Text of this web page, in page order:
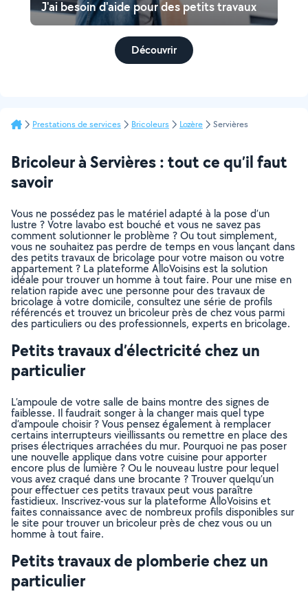
J'ai besoin d'aide pour des petits travaux
Découvrir
Prestations de services Bricoleurs Lozère Servières
Bricoleur à Servières : tout ce qu’il faut
savoir
Vous ne possédez pas le matériel adapté à la pose d’un
lustre ? Votre lavabo est bouché et vous ne savez pas
comment solutionner le problème ? Ou tout simplement,
vous ne souhaitez pas perdre de temps en vous lançant dans
des petits travaux de bricolage pour votre maison ou votre
appartement ? La plateforme AlloVoisins est la solution
idéale pour trouver un homme à tout faire. Pour une mise en
relation rapide avec une personne pour des travaux de
bricolage à votre domicile, consultez une série de profils
référencés et trouvez un bricoleur près de chez vous parmi
des particuliers ou des professionnels, experts en bricolage.
Petits travaux d’électricité chez un
particulier
L’ampoule de votre salle de bains montre des signes de
faiblesse. Il faudrait songer à la changer mais quel type
d’ampoule choisir ? Vous pensez également à remplacer
certains interrupteurs vieillissants ou remettre en place des
prises électriques arrachées du mur. Pourquoi ne pas poser
une nouvelle applique dans votre cuisine pour apporter
encore plus de lumière ? Ou le nouveau lustre pour lequel
vous avez craqué dans une brocante ? Trouver quelqu’un
pour effectuer ces petits travaux peut vous paraître
fastidieux. Inscrivez-vous sur la plateforme AlloVoisins et
faites connaissance avec de nombreux profils disponibles sur
le site pour trouver un bricoleur près de chez vous ou un
homme à tout faire.
Petits travaux de plomberie chez un
particulier